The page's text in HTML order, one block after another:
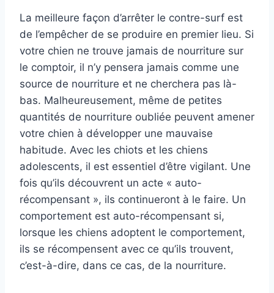
La meilleure façon d’arrêter le contre-surf est
de l’empêcher de se produire en premier lieu. Si
votre chien ne trouve jamais de nourriture sur
le comptoir, il n’y pensera jamais comme une
source de nourriture et ne cherchera pas là-
bas. Malheureusement, même de petites
quantités de nourriture oubliée peuvent amener
votre chien à développer une mauvaise
habitude. Avec les chiots et les chiens
adolescents, il est essentiel d’être vigilant. Une
fois qu’ils découvrent un acte « auto-
récompensant », ils continueront à le faire. Un
comportement est auto-récompensant si,
lorsque les chiens adoptent le comportement,
ils se récompensent avec ce qu’ils trouvent,
c’est-à-dire, dans ce cas, de la nourriture.